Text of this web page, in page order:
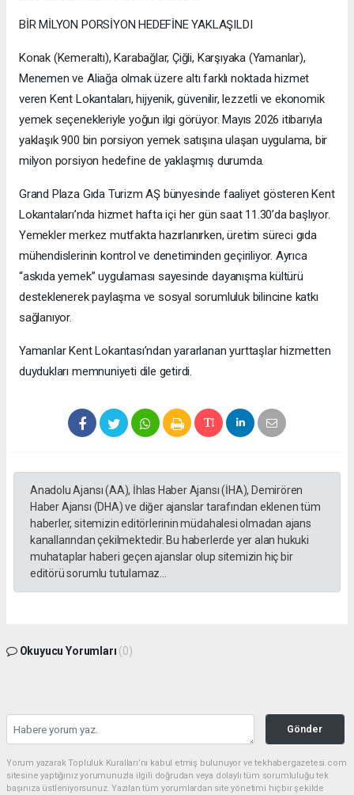
BİR MİLYON PORSİYON HEDEFİNE YAKLAŞILDI
Konak (Kemeraltı), Karabağlar, Çiğli, Karşıyaka (Yamanlar),
Menemen ve Aliağa olmak üzere altı farklı noktada hizmet
veren Kent Lokantaları, hijyenik, güvenilir, lezzetli ve ekonomik
yemek seçenekleriyle yoğun ilgi görüyor. Mayıs 2026 itibarıyla
yaklaşık 900 bin porsiyon yemek satışına ulaşan uygulama, bir
milyon porsiyon hedefine de yaklaşmış durumda.
Grand Plaza Gıda Turizm AŞ bünyesinde faaliyet gösteren Kent
Lokantaları’nda hizmet hafta içi her gün saat 11.30’da başlıyor.
Yemekler merkez mutfakta hazırlanırken, üretim süreci gıda
mühendislerinin kontrol ve denetiminden geçiriliyor. Ayrıca
“askıda yemek” uygulaması sayesinde dayanışma kültürü
desteklenerek paylaşma ve sosyal sorumluluk bilincine katkı
sağlanıyor.
Yamanlar Kent Lokantası’ndan yararlanan yurttaşlar hizmetten
duydukları memnuniyeti dile getirdi.
Anadolu Ajansı (AA), İhlas Haber Ajansı (İHA), Demirören
Haber Ajansı (DHA) ve diğer ajanslar tarafından eklenen tüm
haberler, sitemizin editörlerinin müdahalesi olmadan ajans
kanallarından çekilmektedir. Bu haberlerde yer alan hukuki
muhataplar haberi geçen ajanslar olup sitemizin hiç bir
editörü sorumlu tutulamaz...
Okuyucu Yorumları (0)
Gönder
Yorum yazarak Topluluk Kuralları’nı kabul etmiş bulunuyor ve tekhabergazetesi.com
sitesine yaptığınız yorumunuzla ilgili doğrudan veya dolaylı tüm sorumluluğu tek
başınıza üstleniyorsunuz. Yazılan tüm yorumlardan site yönetimi hiçbir şekilde